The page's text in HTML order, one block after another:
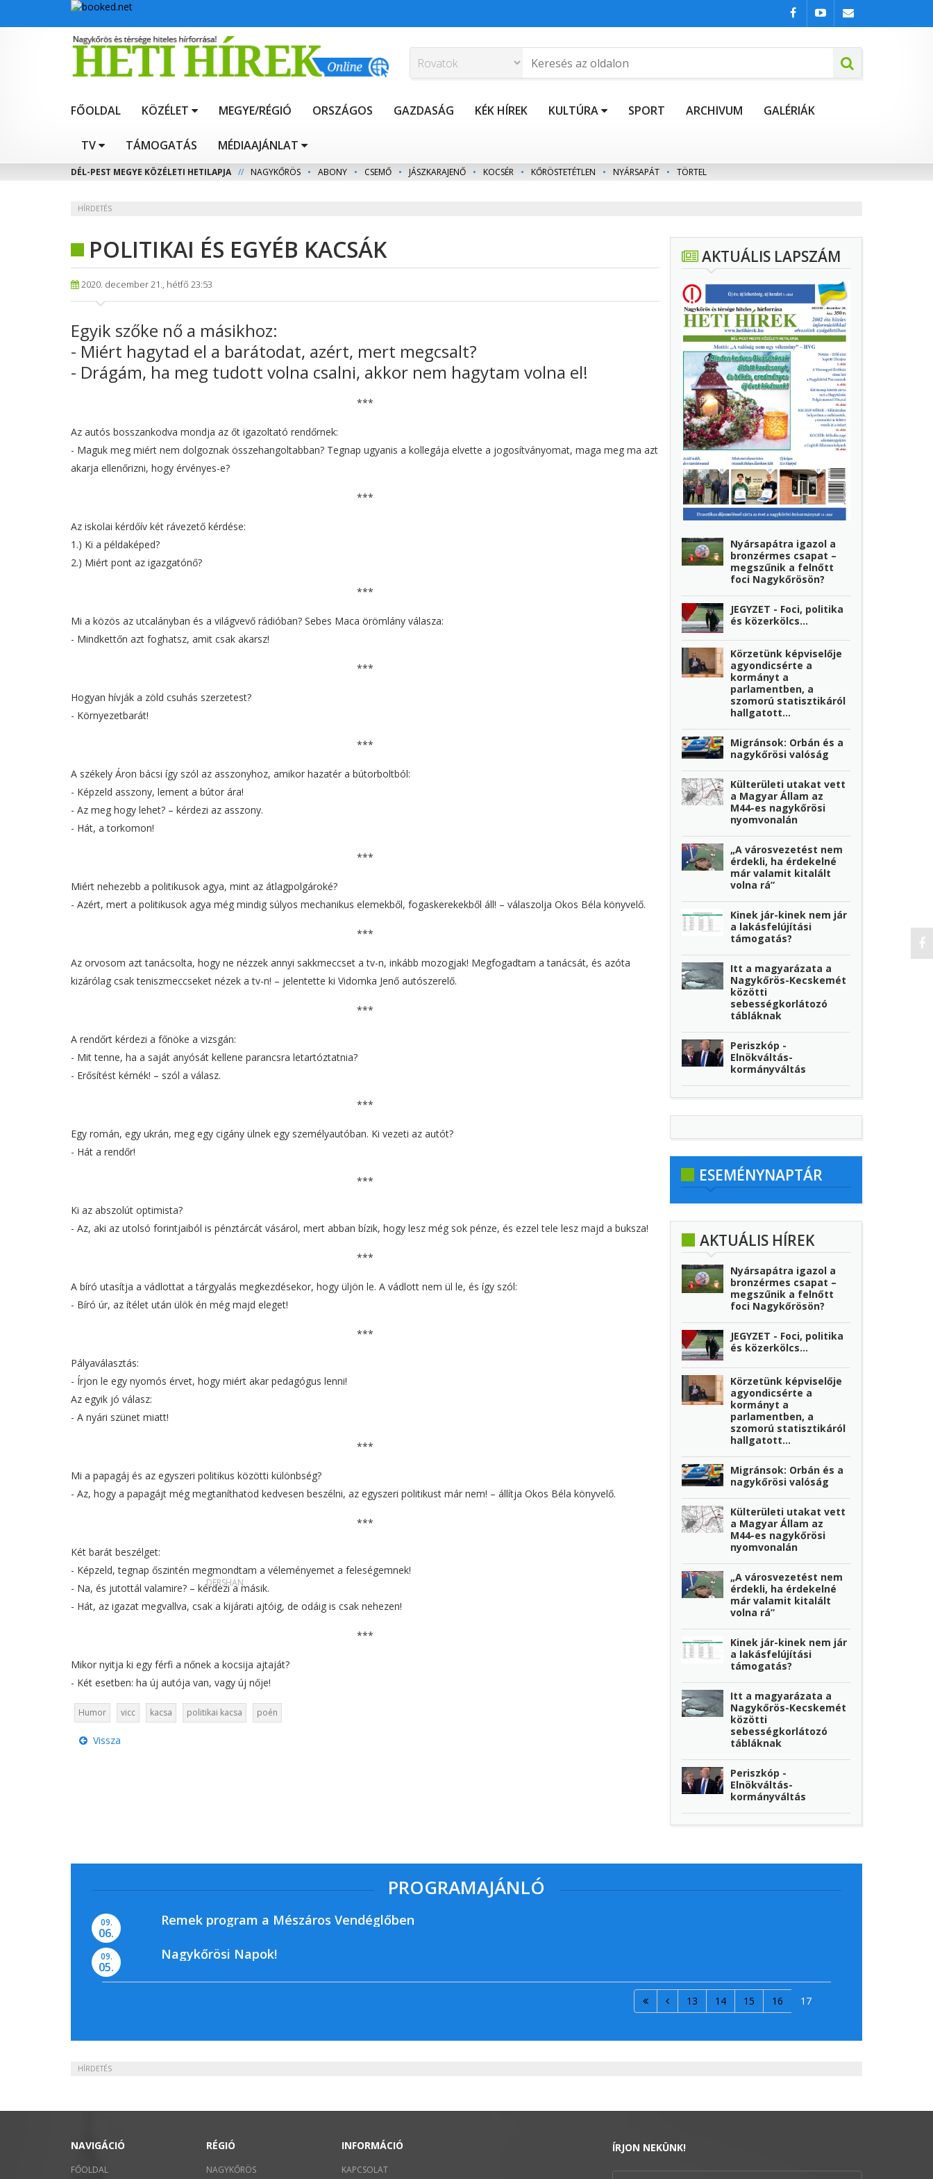
FŐOLDAL KÖZÉLET MEGYE/RÉGIÓ ORSZÁGOS GAZDASÁG KÉK HÍREK KULTÚRA SPORT ARCHIVUM GALÉRIÁK
TV TÁMOGATÁS MÉDIAAJÁNLAT
DÉL-PEST MEGYE KÖZÉLETI HETILAPJA // NAGYKŐRÖS • ABONY • CSEMŐ • JÁSZKARAJENŐ • KOCSÉR • KŐRÖSTETÉTLEN • NYÁRSAPÁT • TÖRTEL
HÍRDETÉS
POLITIKAI ÉS EGYÉB KACSÁK
2020. december 21., hétfő 23:53
Egyik szőke nő a másikhoz:
- Miért hagytad el a barátodat, azért, mert megcsalt?
- Drágám, ha meg tudott volna csalni, akkor nem hagytam volna el!
***
Az autós bosszankodva mondja az őt igazoltató rendőrnek:
- Maguk meg miért nem dolgoznak összehangoltabban? Tegnap ugyanis a kollegája elvette a jogosítványomat, maga meg ma azt
akarja ellenőrizni, hogy érvényes-e?
***
Az iskolai kérdőív két rávezető kérdése:
1.) Ki a példaképed?
2.) Miért pont az igazgatónő?
***
Mi a közös az utcalányban és a világvevő rádióban? Sebes Maca örömlány válasza:
- Mindkettőn azt foghatsz, amit csak akarsz!
***
Hogyan hívják a zöld csuhás szerzetest?
- Környezetbarát!
***
A székely Áron bácsi így szól az asszonyhoz, amikor hazatér a bútorboltból:
- Képzeld asszony, lement a bútor ára!
- Az meg hogy lehet? – kérdezi az asszony.
- Hát, a torkomon!
***
Miért nehezebb a politikusok agya, mint az átlagpolgároké?
- Azért, mert a politikusok agya még mindig súlyos mechanikus elemekből, fogaskerekekből áll! – válaszolja Okos Béla könyvelő.
***
Az orvosom azt tanácsolta, hogy ne nézzek annyi sakkmeccset a tv-n, inkább mozogjak! Megfogadtam a tanácsát, és azóta
kizárólag csak teniszmeccseket nézek a tv-n! – jelentette ki Vidomka Jenő autószerelő.
***
A rendőrt kérdezi a főnöke a vizsgán:
- Mit tenne, ha a saját anyósát kellene parancsra letartóztatnia?
- Erősítést kérnék! – szól a válasz.
***
Egy román, egy ukrán, meg egy cigány ülnek egy személyautóban. Ki vezeti az autót?
- Hát a rendőr!
***
Ki az abszolút optimista?
- Az, aki az utolsó forintjaiból is pénztárcát vásárol, mert abban bízik, hogy lesz még sok pénze, és ezzel tele lesz majd a buksza!
***
A bíró utasítja a vádlottat a tárgyalás megkezdésekor, hogy üljön le. A vádlott nem ül le, és így szól:
- Bíró úr, az ítélet után ülök én még majd eleget!
***
Pályaválasztás:
- Írjon le egy nyomós érvet, hogy miért akar pedagógus lenni!
Az egyik jó válasz:
- A nyári szünet miatt!
***
Mi a papagáj és az egyszeri politikus közötti különbség?
- Az, hogy a papagájt még megtaníthatod kedvesen beszélni, az egyszeri politikust már nem! – állítja Okos Béla könyvelő.
***
Két barát beszélget:
- Képzeld, tegnap őszintén megmondtam a véleményemet a feleségemnek!
- Na, és jutottál valamire? – kérdezi a másik.
- Hát, az igazat megvallva, csak a kijárati ajtóig, de odáig is csak nehezen!
***
Mikor nyitja ki egy férfi a nőnek a kocsija ajtaját?
- Két esetben: ha új autója van, vagy új nője!
Humor vicc kacsa politikai kacsa poén
Vissza
AKTUÁLIS LAPSZÁM
Nyársapátra igazol a
bronzérmes csapat –
megszűnik a felnőtt
foci Nagykőrösön?
JEGYZET - Foci, politika
és közerkölcs…
Körzetünk képviselője
agyondicsérte a
kormányt a
parlamentben, a
szomorú statisztikáról
hallgatott...
Migránsok: Orbán és a
nagykőrösi valóság
Külterületi utakat vett
a Magyar Állam az
M44-es nagykőrösi
nyomvonalán
„A városvezetést nem
érdekli, ha érdekelné
már valamit kitalált
volna rá”
Kinek jár-kinek nem jár
a lakásfelújítási
támogatás?
Itt a magyarázata a
Nagykőrös-Kecskemét
közötti
sebességkorlátozó
tábláknak
Periszkóp -
Elnökváltás-
kormányváltás
ESEMÉNYNAPTÁR
AKTUÁLIS HÍREK
Nyársapátra igazol a
bronzérmes csapat –
megszűnik a felnőtt
foci Nagykőrösön?
JEGYZET - Foci, politika
és közerkölcs…
Körzetünk képviselője
agyondicsérte a
kormányt a
parlamentben, a
szomorú statisztikáról
hallgatott...
Migránsok: Orbán és a
nagykőrösi valóság
Külterületi utakat vett
a Magyar Állam az
M44-es nagykőrösi
nyomvonalán
„A városvezetést nem
érdekli, ha érdekelné
már valamit kitalált
volna rá”
Kinek jár-kinek nem jár
a lakásfelújítási
támogatás?
Itt a magyarázata a
Nagykőrös-Kecskemét
közötti
sebességkorlátozó
tábláknak
Periszkóp -
Elnökváltás-
kormányváltás
PROGRAMAJÁNLÓ
09.
06.
Remek program a Mészáros Vendéglőben
09.
05.
Nagykőrösi Napok!
13 14 15 16 17
HÍRDETÉS
NAVIGÁCIÓ
FŐOLDAL
RÉGIÓ
NAGYKŐRÖS
DERSHAN
INFORMÁCIÓ
KAPCSOLAT
ÍRJON NEKÜNK!